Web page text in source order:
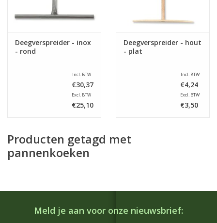
Deegverspreider - inox
- rond
Incl. BTW
€30,37
Excl. BTW
€25,10
Deegverspreider - hout
- plat
Incl. BTW
€4,24
Excl. BTW
€3,50
Producten getagd met
pannenkoeken
Meld je aan voor onze nieuwsbrief: